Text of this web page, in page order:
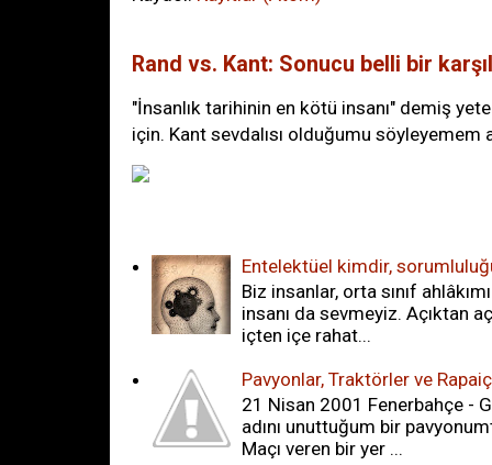
Rand vs. Kant: Sonucu belli bir
"İnsanlık tarihinin en kötü insanı" demiş
için. Kant sevdalısı olduğumu söyleyemem
Entelektüel kimdir,
Biz insanlar, orta sınıf
insanı da sevmeyiz. Açıktan
içten içe rahat...
Pavyonlar, Traktörler ve Rapaiç
21 Nisan 2001 Fenerbahçe -
adını unuttuğum bir
Maçı veren bir yer ...